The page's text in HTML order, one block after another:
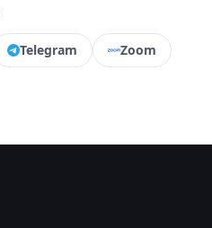
Telegram
Zoom